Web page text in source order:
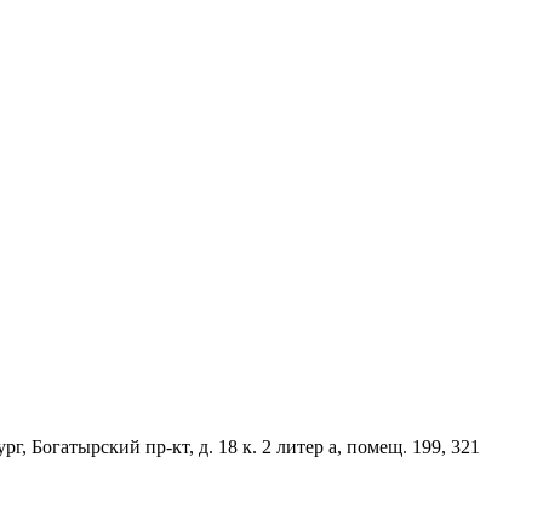
Богатырский пр-кт, д. 18 к. 2 литер а, помещ. 199, 321